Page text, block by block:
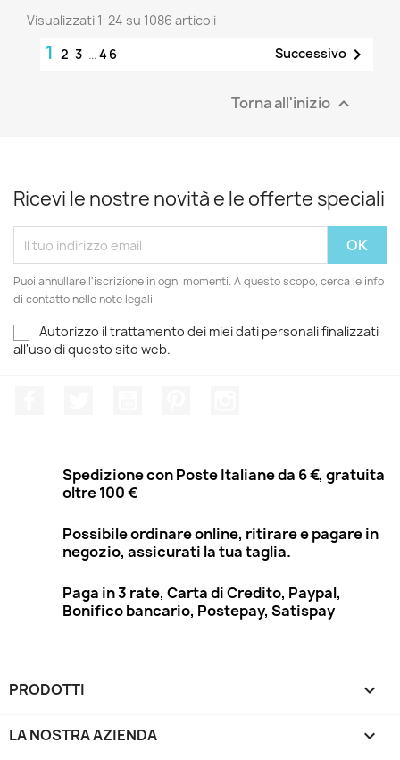
Visualizzati 1-24 su 1086 articoli
1 2 3 … 46 Successivo 
Torna all'inizio 
Ricevi le nostre novità e le offerte speciali
Puoi annullare l'iscrizione in ogni momenti. A questo scopo, cerca le info
di contatto nelle note legali.
Autorizzo il trattamento dei miei dati personali finalizzati
all'uso di questo sito web.
Spedizione con Poste Italiane da 6 €, gratuita
oltre 100 €
Possibile ordinare online, ritirare e pagare in
negozio, assicurati la tua taglia.
Paga in 3 rate, Carta di Credito, Paypal,
Bonifico bancario, Postepay, Satispay
PRODOTTI 
LA NOSTRA AZIENDA 